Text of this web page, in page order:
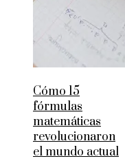
Cómo 15
fórmulas
matemáticas
revolucionaron
el mundo actual